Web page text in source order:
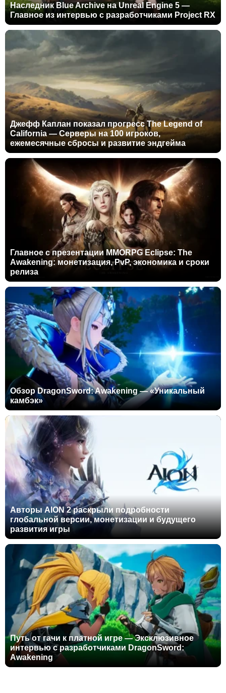
Наследник Blue Archive на Unreal Engine 5 —
Главное из интервью с разработчиками Project RX
Джефф Каплан показал прогресс The Legend of
California — Серверы на 100 игроков,
ежемесячные сбросы и развитие эндгейма
Главное с презентации MMORPG Eclipse: The
Awakening: монетизация, PvP, экономика и сроки
релиза
Обзор DragonSword: Awakening — «Уникальный
камбэк»
Авторы AION 2 раскрыли подробности
глобальной версии, монетизации и будущего
развития игры
Путь от гачи к платной игре — Эксклюзивное
интервью с разработчиками DragonSword:
Awakening